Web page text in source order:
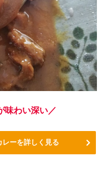
味わい深い／
ーを詳しく見る